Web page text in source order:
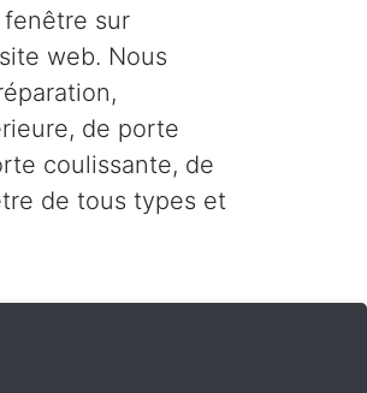
sur
web. Nous
de porte
coulissante, de
de tous types et